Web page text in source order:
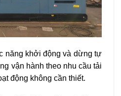
năng khởi động và dừng tự
vận hành theo nhu cầu tải
động không cần thiết.